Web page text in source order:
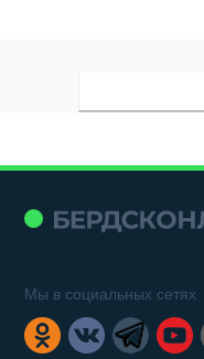
Мы в социальных сетях